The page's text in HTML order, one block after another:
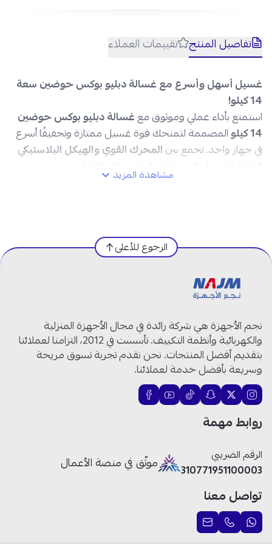
تفاصيل المنتج تقييمات العملاء
غسيل أسهل وأسرع مع غسالة دبليو بوكس حوضين سعة
14 كيلو!
استمتع بأداء عملي وموثوق معغسالة دبليو بوكس حوضين
14 كيلو
المصممة لتمنحك قوة غسيل ممتازة وتجفيفًا أسرع
في جهاز واحد. تجمع بينالمحرك القوي والهيكل البلاستيكي
غسالة حوضين
الموديل:
نوع التحميل:
السعة:
اللون:رمادي وأسود
الهيكل:بلاستيك قوي ومتين
المحرك:محرك قوي وفعال
التحكم:مفاتيح مرنة وسهلة الاستخدام
التجفيف: حوض إضافي للتجفيف
الثبات:
الإضافات:
مدخل للمياه
أداء قوي يناسب كل منزل!
مشاهدة المزيد
الرجوع للأعلى
نجم الأجهزة هي شركة رائدة في مجال الأجهزة المنزلية
والكهربائية وأنظمة التكييف. تأسست في 2012، التزامنا لعملائنا
بتقديم أفضل المنتجات. نحن نقدم تجربة تسوق مريحة
وسريعة بأفضل خدمة لعملائنا.
روابط مهمة
الرقم الضريبي
310771951100003
موثّق في منصة الأعمال
تواصل معنا